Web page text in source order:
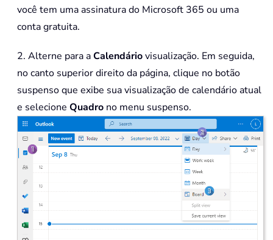
você tem uma assinatura do Microsoft 365 ou uma
conta gratuita.
2. Alterne para aCalendáriovisualização. Em seguida,
no canto superior direito da página, clique no botão
suspenso que exibe sua visualização de calendário atual
e selecione Quadro no menu suspenso.